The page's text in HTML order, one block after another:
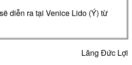
diễn ra tại Venice Lido (Ý) từ
Lăng Đức Lợi